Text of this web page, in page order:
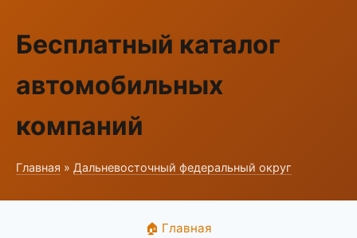
Бесплатный каталог
автомобильных
компаний
Главная » Дальневосточный федеральный округ
🏠 Главная